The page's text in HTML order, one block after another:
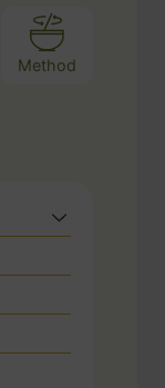
Method